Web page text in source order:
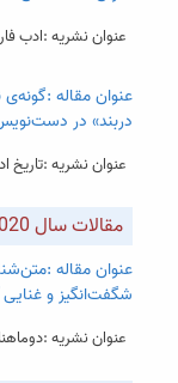
عنوان نشریه :ادب
عنوان مقاله
دربند» در
عنوان نشریه :تاریخ
مقالات سال 2020
شگفت‌انگیز و
عنوان نشریه